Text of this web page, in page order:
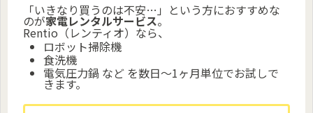
「いきなり買うのは不安…」という方におすすめな
のが家電レンタルサービス。
Rentio（レンティオ）なら、
ロボット掃除機
食洗機
電気圧力鍋 など を数日〜1ヶ月単位でお試しで
きます。